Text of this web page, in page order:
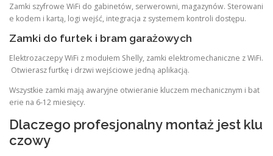
Zamki szyfrowe WiFi do gabinetów, serwerowni, magazynów. Sterowani
e kodem i kartą, logi wejść, integracja z systemem kontroli dostępu.
Zamki do furtek i bram garażowych
Elektrozaczepy WiFi z modułem Shelly, zamki elektromechaniczne z WiFi.
Otwierasz furtkę i drzwi wejściowe jedną aplikacją.
Wszystkie zamki mają awaryjne otwieranie kluczem mechanicznym i bat
erie na 6-12 miesięcy.
Dlaczego profesjonalny montaż jest klu
czowy